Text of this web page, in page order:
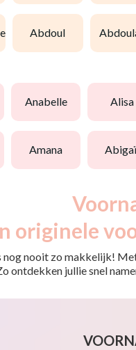
abdoul
anabelle alisa
amana
originele
nooit zo makkelijk!
jullie snel